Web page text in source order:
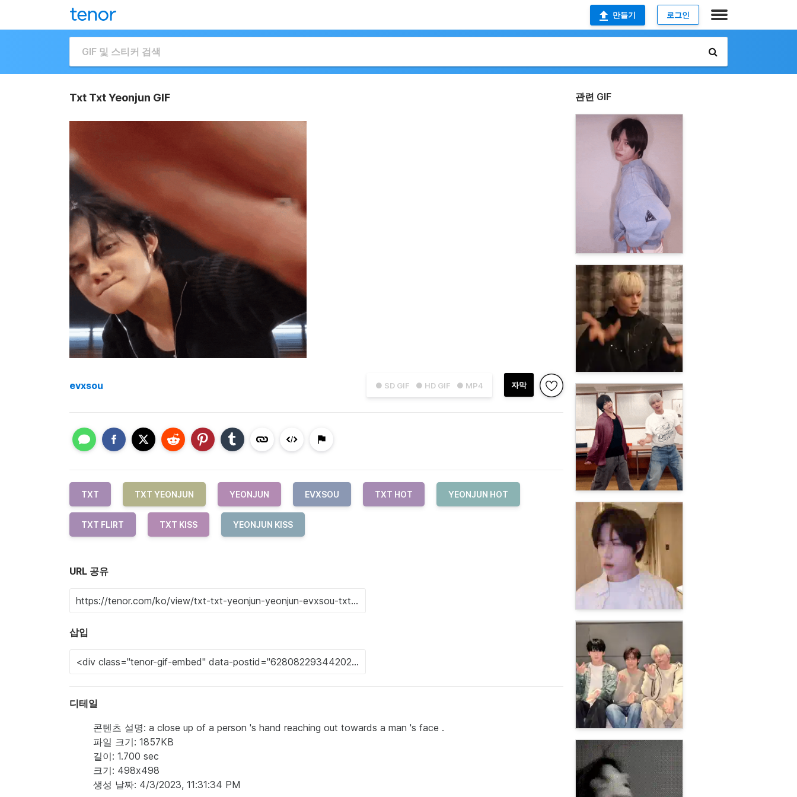
만들기 로그인
Txt Txt Yeonjun GIF
● SD GIF ● HD GIF ● MP4 자막
evxsou
TXT TXT YEONJUN YEONJUN EVXSOU TXT HOT YEONJUN HOT
TXT FLIRT TXT KISS YEONJUN KISS
URL 공유
삽입
디테일
콘텐츠 설명: a close up of a person 's hand reaching out towards a man 's face .
파일 크기: 1857KB
길이: 1.700 sec
크기: 498x498
생성 날짜: 4/3/2023, 11:31:34 PM
관련 GIF